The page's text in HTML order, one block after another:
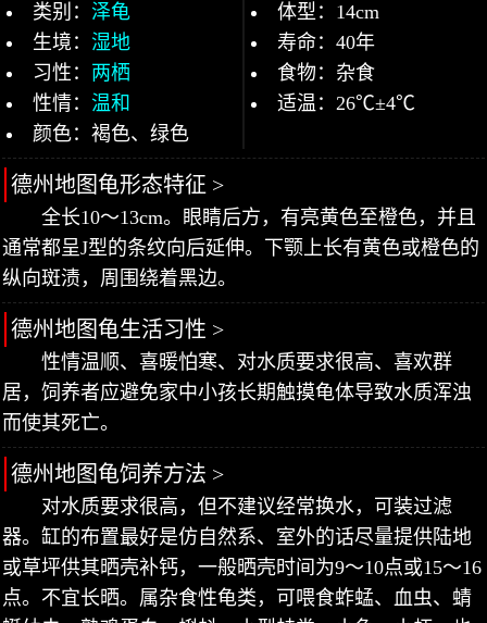
类别： 泽龟
生境： 湿地
习性： 两栖
性情： 温和
颜色：褐色、绿色
体型：14cm
寿命：40年
食物：杂食
适温：26℃±4℃
德州地图龟形态特征 >
全长10～13cm。眼睛后方，有亮黄色至橙色，并且
通常都呈J型的条纹向后延伸。下颚上长有黄色或橙色的
纵向斑渍，周围绕着黑边。
德州地图龟生活习性 >
性情温顺、喜暖怕寒、对水质要求很高、喜欢群
居，饲养者应避免家中小孩长期触摸龟体导致水质浑浊
而使其死亡。
德州地图龟饲养方法 >
对水质要求很高，但不建议经常换水，可装过滤
器。缸的布置最好是仿自然系、室外的话尽量提供陆地
或草坪供其晒壳补钙，一般晒壳时间为9～10点或15～16
点。不宜长晒。属杂食性龟类，可喂食蚱蜢、血虫、蜻